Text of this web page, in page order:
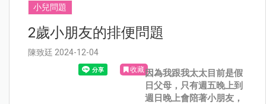
小兒問題
2歲小朋友的排便問題
陳致廷 2024-12-04
收藏因為我跟我太太目前是假
日父母，只有週五晚上到
週日晚上會陪著小朋友，